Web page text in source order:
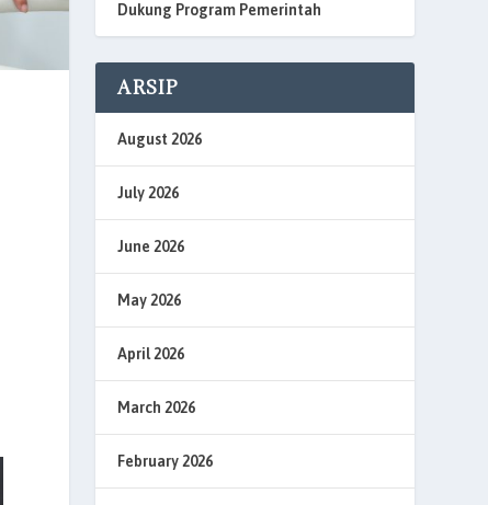
Dukung Program Pemerintah
ARSIP
August 2026
July 2026
June 2026
May 2026
April 2026
March 2026
February 2026